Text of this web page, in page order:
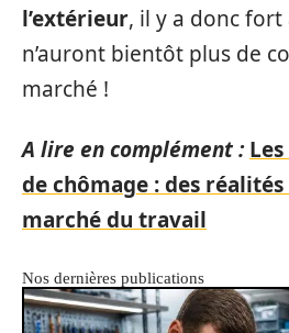
l’extérieur, il y a donc fort
n’auront bientôt plus de
marché !
A lire en complément :
de chômage : des
marché du travail
Nos dernières publications